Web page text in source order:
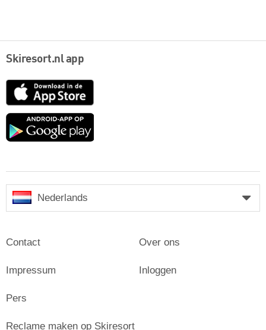
Skiresort.nl app
App
Google
Nederlands
Contact
Impressum
Pers
Over ons
Inloggen
Reclame maken op Skiresort